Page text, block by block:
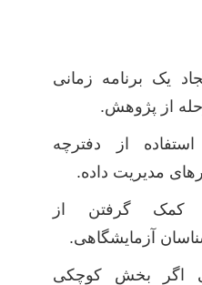
یک برنامه زمانی
از پژوهش.
استفاده از دفترچه
مدیریت داده.
کمک گرفتن از
آزمایشگاهی.
اگر بخش کوچکی